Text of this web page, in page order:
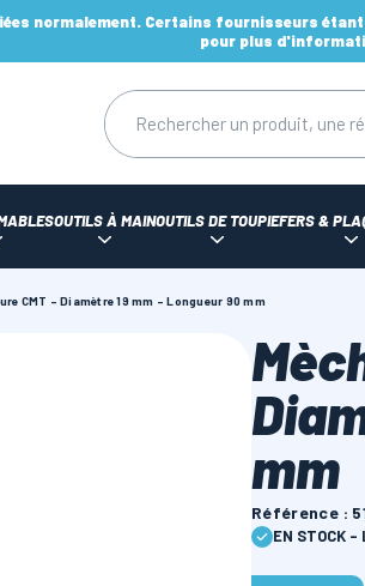
normalement. Certains fournisseurs
pour plus
OUTILS À MAINOUTILS DE TOUPIEFERS &
CMT - Diamètre 19 mm - Longueur 90 mm
mm
Référence :
EN STOCK